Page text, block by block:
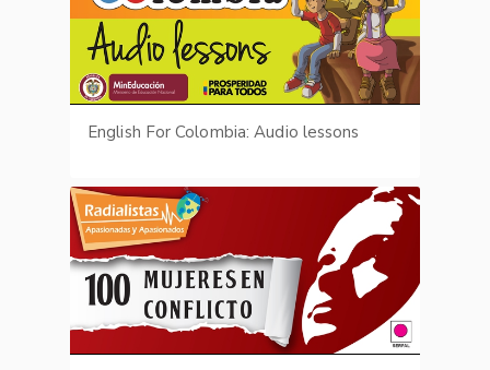
English For Colombia: Audio lessons